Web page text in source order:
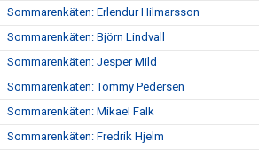
Sommarenkäten: Erlendur Hilmarsson
Sommarenkäten: Björn Lindvall
Sommarenkäten: Jesper Mild
Sommarenkäten: Tommy Pedersen
Sommarenkäten: Mikael Falk
Sommarenkäten: Fredrik Hjelm